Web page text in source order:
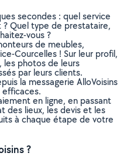
secondes : quel service
? Quel type de prestataire,
vous ?
de meubles,
Courcelles ! Sur leur profil,
les photos de leurs
par leurs clients.
la messagerie AlloVoisins
en ligne, en passant
des lieux, les devis et les
à chaque étape de votre
?